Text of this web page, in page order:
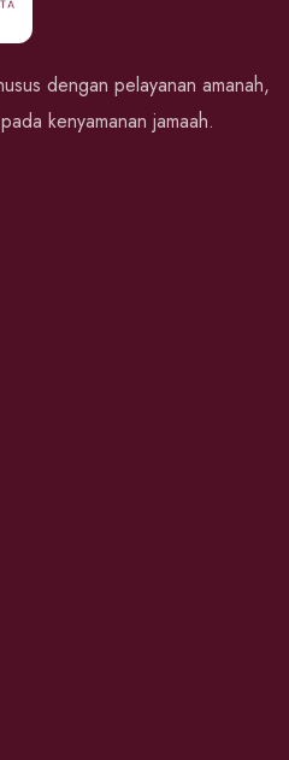
dengan pelayanan amanah,
kenyamanan jamaah.